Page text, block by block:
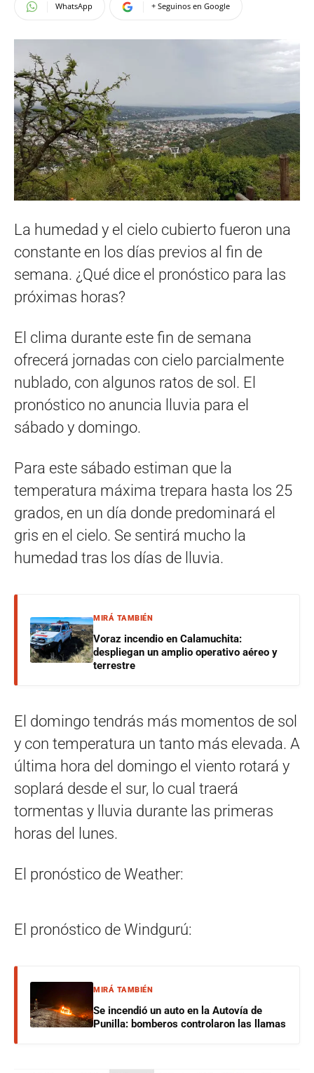
WhatsApp + Seguinos en Google
La humedad y el cielo cubierto fueron una
constante en los días previos al fin de
semana. ¿Qué dice el pronóstico para las
próximas horas?
El clima durante este fin de semana
ofrecerá jornadas con cielo parcialmente
nublado, con algunos ratos de sol. El
pronóstico no anuncia lluvia para el
sábado y domingo.
Para este sábado estiman que la
temperatura máxima trepara hasta los 25
grados, en un día donde predominará el
gris en el cielo. Se sentirá mucho la
humedad tras los días de lluvia.
MIRÁ TAMBIÉN
Voraz incendio en Calamuchita:
despliegan un amplio operativo aéreo y
terrestre
El domingo tendrás más momentos de sol
y con temperatura un tanto más elevada. A
última hora del domingo el viento rotará y
soplará desde el sur, lo cual traerá
tormentas y lluvia durante las primeras
horas del lunes.
El pronóstico de Weather:
El pronóstico de Windgurú:
MIRÁ TAMBIÉN
Se incendió un auto en la Autovía de
Punilla: bomberos controlaron las llamas